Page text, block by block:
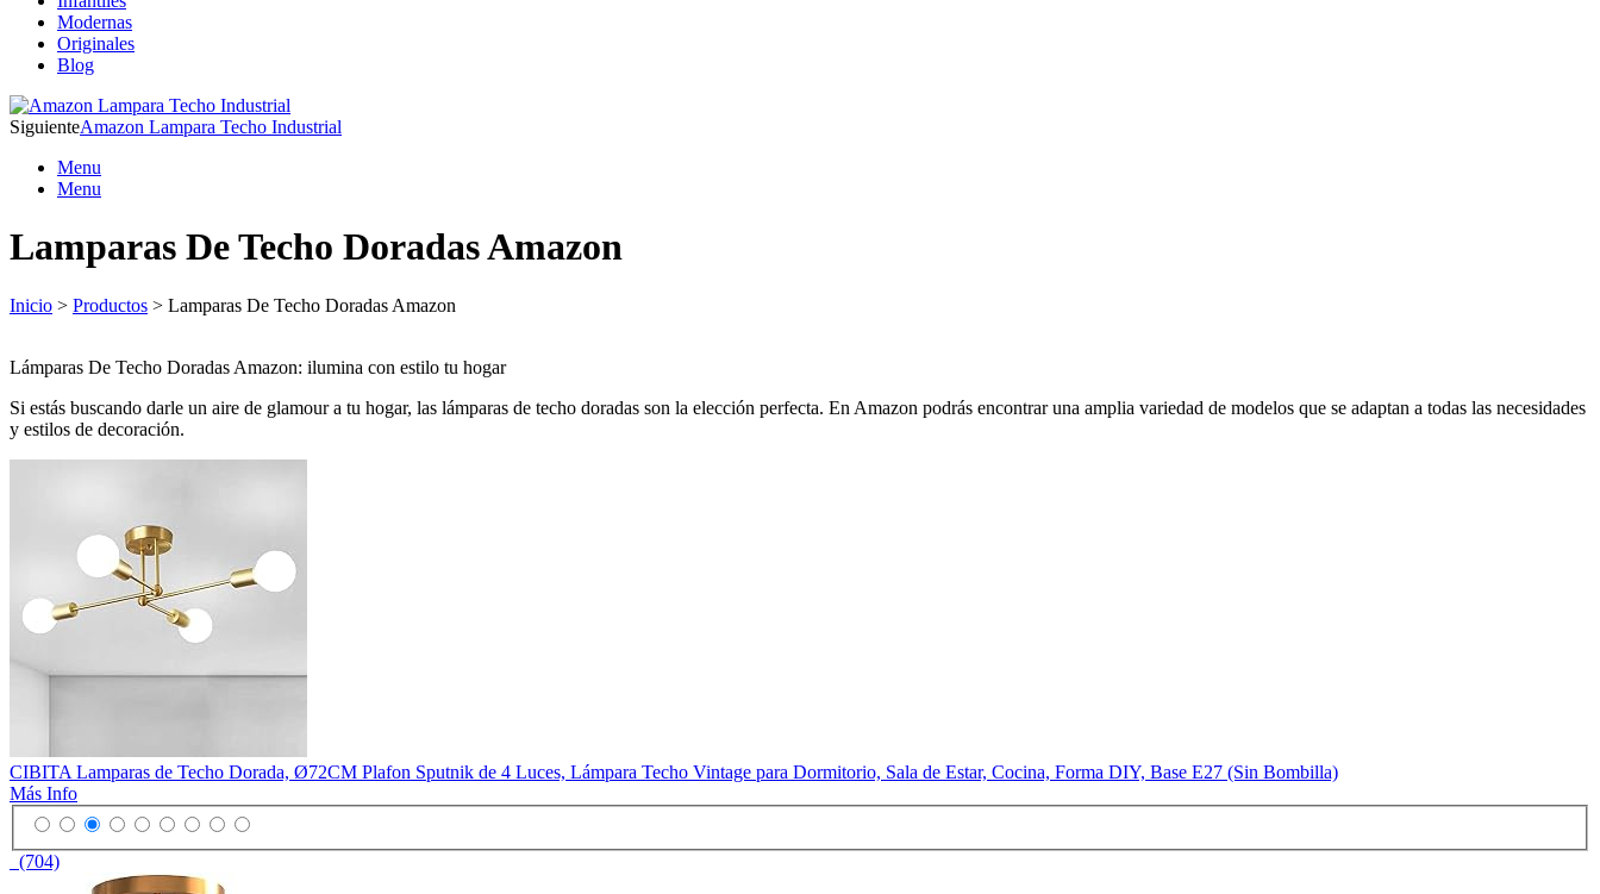
Modernas
Originales
Blog
SiguienteAmazon Lampara Techo Industrial
Menu
Menu
Lamparas De Techo Doradas Amazon
Inicio > Productos > Lamparas De Techo Doradas Amazon
Lámparas De Techo Doradas Amazon: ilumina con estilo tu hogar
Si estás buscando darle un aire de glamour a tu hogar, las lámparas de techo doradas son la elección perfecta. En Amazon podrás encontrar una amplia variedad de modelos que se adaptan a todas las necesidades
y estilos de decoración.
CIBITA Lamparas de Techo Dorada, Ø72CM Plafon Sputnik de 4 Luces, Lámpara Techo Vintage para Dormitorio, Sala de Estar, Cocina, Forma DIY, Base E27 (Sin Bombilla)
Más Info
(704)